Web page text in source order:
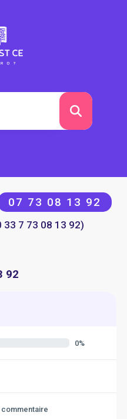
07 73 08 13 92
33 7 73 08 13 92)
92
0%